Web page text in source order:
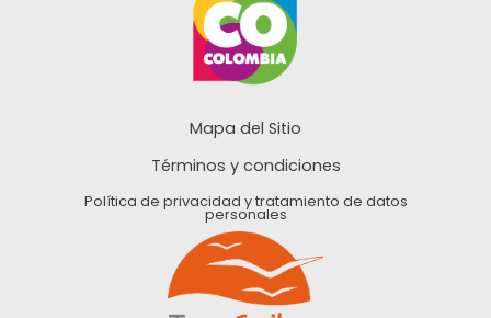
Mapa del Sitio
Términos y condiciones
Política de privacidad y tratamiento de datos
personales